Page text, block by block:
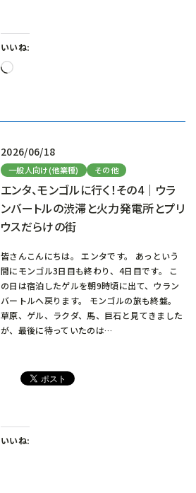
いいね:
読
2026/06/18
一般人向け(他業種) その他
エンタ、モンゴルに行く！その4｜ウラ
ンバートルの渋滞と火力発電所とプリ
ウスだらけの街
皆さんこんにちは。 エンタです。 あっという
間にモンゴル3日目も終わり、4日目です。 こ
の日は宿泊したゲルを朝9時頃に出て、ウラン
バートルへ戻ります。 モンゴルの旅も終盤。
草原、ゲル、ラクダ、馬、巨石と見てきました
が、最後に待っていたのは…
いいね: